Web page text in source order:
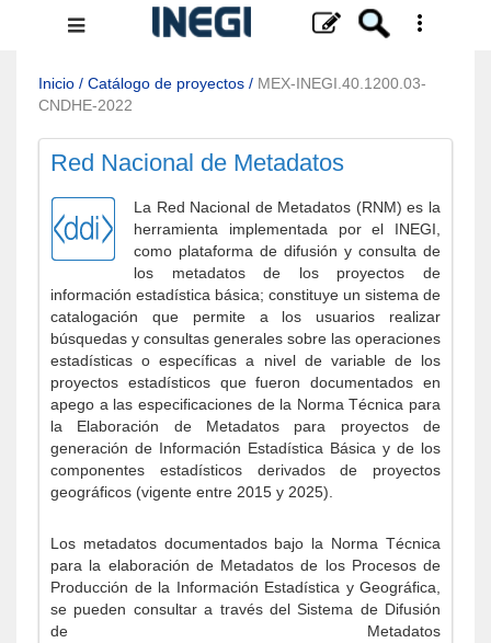
Menú
navegación
Inicio / Catálogo de proyectos / MEX-INEGI.40.1200.03-
CNDHE-2022
Red Nacional de Metadatos
La Red Nacional de Metadatos (RNM) es la
herramienta implementada por el INEGI,
como plataforma de difusión y consulta de
los metadatos de los proyectos de
información estadística básica; constituye un sistema de
catalogación que permite a los usuarios realizar
búsquedas y consultas generales sobre las operaciones
estadísticas o específicas a nivel de variable de los
proyectos estadísticos que fueron documentados en
apego a las especificaciones de la Norma Técnica para
la Elaboración de Metadatos para proyectos de
generación de Información Estadística Básica y de los
componentes estadísticos derivados de proyectos
geográficos (vigente entre 2015 y 2025).
Los metadatos documentados bajo la Norma Técnica
para la elaboración de Metadatos de los Procesos de
Producción de la Información Estadística y Geográfica,
se pueden consultar a través del Sistema de Difusión
de Metadatos